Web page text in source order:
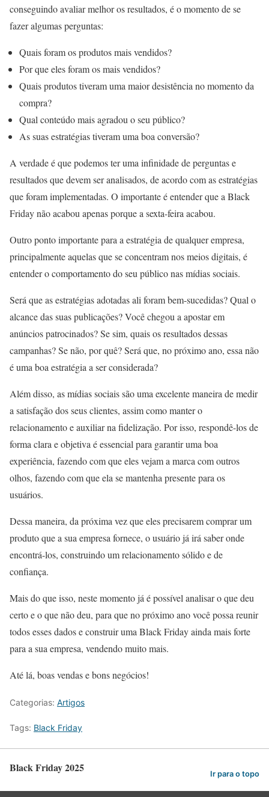
conseguindo avaliar melhor os resultados, é o momento de se
fazer algumas perguntas:
Quais foram os produtos mais vendidos?
Por que eles foram os mais vendidos?
Quais produtos tiveram uma maior desistência no momento da
compra?
Qual conteúdo mais agradou o seu público?
As suas estratégias tiveram uma boa conversão?
A verdade é que podemos ter uma infinidade de perguntas e
resultados que devem ser analisados, de acordo com as estratégias
que foram implementadas. O importante é entender que a Black
Friday não acabou apenas porque a sexta-feira acabou.
Outro ponto importante para a estratégia de qualquer empresa,
principalmente aquelas que se concentram nos meios digitais, é
entender o comportamento do seu público nas mídias sociais.
Será que as estratégias adotadas ali foram bem-sucedidas? Qual o
alcance das suas publicações? Você chegou a apostar em
anúncios patrocinados? Se sim, quais os resultados dessas
campanhas? Se não, por quê? Será que, no próximo ano, essa não
é uma boa estratégia a ser considerada?
Além disso, as mídias sociais são uma excelente maneira de medir
a satisfação dos seus clientes, assim como manter o
relacionamento e auxiliar na fidelização. Por isso, respondê-los de
forma clara e objetiva é essencial para garantir uma boa
experiência, fazendo com que eles vejam a marca com outros
olhos, fazendo com que ela se mantenha presente para os
usuários.
Dessa maneira, da próxima vez que eles precisarem comprar um
produto que a sua empresa fornece, o usuário já irá saber onde
encontrá-los, construindo um relacionamento sólido e de
confiança.
Mais do que isso, neste momento já é possível analisar o que deu
certo e o que não deu, para que no próximo ano você possa reunir
todos esses dados e construir uma Black Friday ainda mais forte
para a sua empresa, vendendo muito mais.
Até lá, boas vendas e bons negócios!
Categorias: Artigos
Tags: Black Friday
Black Friday 2025 Ir para o topo